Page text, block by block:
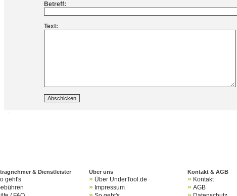
Betreff:
Text:
& Dienstleister
geht's
Über uns
» Über UnderTool.de
» Impressum
Kontakt & AGB
» Kontakt
» AGB